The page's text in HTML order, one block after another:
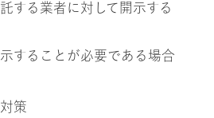
する業者に対して開示する
することが必要である場合
策